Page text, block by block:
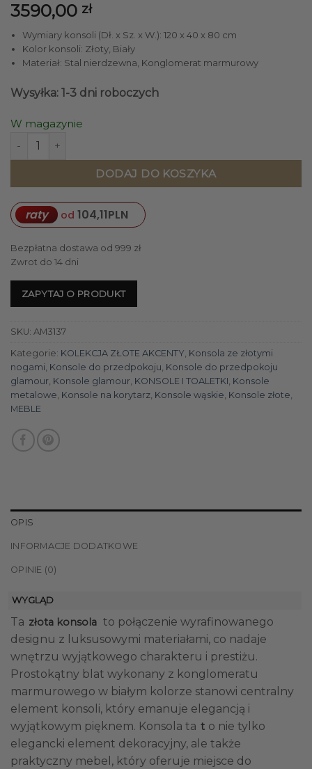
3590,00 zł
Wymiary konsoli (Dł. x Sz. x W.): 120 x 40 x 80 cm
Kolor konsoli: Złoty, Biały
Materiał: Stal nierdzewna, Konglomerat marmurowy
Wysyłka: 1-3 dni roboczych
W magazynie
ilość KONSOLA ze stali nierdzewnej złota marmurowy
DODAJ DO KOSZYKA
raty od 104,11PLN
Bezpłatna dostawa od 999 zł
Zwrot do 14 dni
ZAPYTAJ O PRODUKT
SKU: AM3137
Kategorie: KOLEKCJA ZŁOTE AKCENTY Konsola ze złotymi
nogami Konsole do przedpokoju Konsole do przedpokoju
glamour Konsole glamour KONSOLE I TOALETKI Konsole
metalowe Konsole na korytarz Konsole wąskie Konsole złote
MEBLE
OPIS
INFORMACJE DODATKOWE
OPINIE (0)
WYGLĄD
Ta złota konsola to połączenie wyrafinowanego
designu z luksusowymi materiałami, co nadaje
wnętrzu wyjątkowego charakteru i prestiżu.
Prostokątny blat wykonany z konglomeratu
marmurowego w białym kolorze stanowi centralny
element konsoli, który emanuje elegancją i
wyjątkowym pięknem. Konsola ta t o nie tylko
elegancki element dekoracyjny, ale także
praktyczny mebel, który oferuje miejsce do